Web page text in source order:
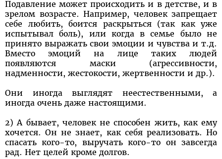
Подавление может происходить и в детстве, и в
зрелом возрасте. Например, человек запрещает
себе любить, боится раскрыться (так как уже
испытывал боль), или когда в семье было не
принято выражать свои эмоции и чувства и т.д.
Вместо эмоций на лице таких людей
появляются маски (агрессивности,
надменности, жестокости, жертвенности и др.).
Они иногда выглядят неестественными, а
иногда очень даже настоящими.
2) А бывает, человек не способен жить, как ему
хочется. Он не знает, как себя реализовать. Но
спасать кого-то, выручать кого-то он завсегда
рад. Нет целей кроме долгов.